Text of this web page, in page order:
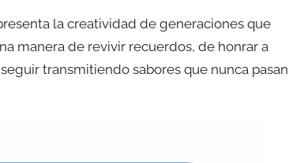
la creatividad de generaciones que
manera de revivir recuerdos, de honrar a
transmitiendo sabores que nunca pasan